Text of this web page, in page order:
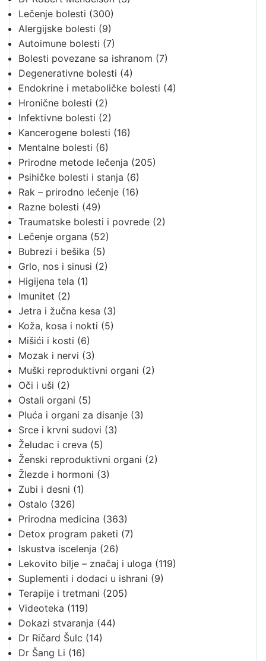
Lečenje bolesti (300)
Alergijske bolesti (9)
Autoimune bolesti (7)
Bolesti povezane sa ishranom (7)
Degenerativne bolesti (4)
Endokrine i metaboličke bolesti (4)
Hronične bolesti (2)
Infektivne bolesti (2)
Kancerogene bolesti (16)
Mentalne bolesti (6)
Prirodne metode lečenja (205)
Psihičke bolesti i stanja (6)
Rak – prirodno lečenje (16)
Razne bolesti (49)
Traumatske bolesti i povrede (2)
Lečenje organa (52)
Bubrezi i bešika (5)
Grlo, nos i sinusi (2)
Higijena tela (1)
Imunitet (2)
Jetra i žučna kesa (3)
Koža, kosa i nokti (5)
Mišići i kosti (6)
Mozak i nervi (3)
Muški reproduktivni organi (2)
Oči i uši (2)
Ostali organi (5)
Pluća i organi za disanje (3)
Srce i krvni sudovi (3)
Želudac i creva (5)
Ženski reproduktivni organi (2)
Žlezde i hormoni (3)
Zubi i desni (1)
Ostalo (326)
Prirodna medicina (363)
Detox program paketi (7)
Iskustva iscelenja (26)
Lekovito bilje – značaj i uloga (119)
Suplementi i dodaci u ishrani (9)
Terapije i tretmani (205)
Videoteka (119)
Dokazi stvaranja (44)
Dr Ričard Šulc (14)
Dr Šang Li (16)